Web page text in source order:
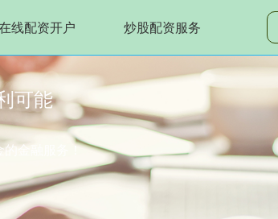
线配资开户 炒股配资服务
可能
的金融服务！